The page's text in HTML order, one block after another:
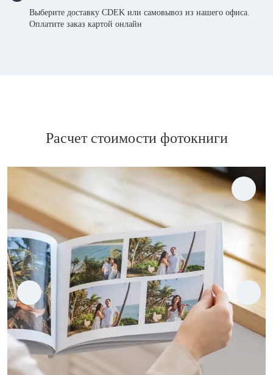
Выберите доставку CDEK или самовывоз из нашего офиса.
Оплатите заказ картой онлайн
Расчет стоимости фотокниги